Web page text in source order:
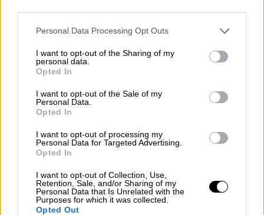
Please note that this website/app uses one or more Google
not limited to your visit or usage behaviour. You may click to
grant or deny consent to Google and its third-party tags to
use your data for below specified purposes in below Google
consent section.
Personal Data Processing Opt Outs
I want to opt-out of the Sharing of my
personal data.
Opted In
I want to opt-out of the Sale of my
Personal Data.
Opted In
I want to opt-out of processing my
Personal Data for Targeted Advertising.
Opted In
I want to opt-out of Collection, Use,
Retention, Sale, and/or Sharing of my
Personal Data that Is Unrelated with the
Purposes for which it was collected.
Opted Out
δεκαετιών, αν πω αιώνων, που υπάρχουν στο
ελληνικό κράτος μέσα σε 4 χρόνια θα ήταν
Λοβέρδος.